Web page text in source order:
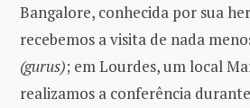
Bangalore, conhecida por sua
recebemos a visita de nada
(gurus); em Lourdes, um local
realizamos a conferência